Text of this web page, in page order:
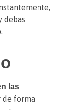
debas
las
de forma